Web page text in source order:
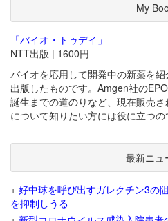
My
「バイオ・トゥデイ」
NTT出版 | 1600円
バイオを応用して開発中の新薬を
出版したものです。Amgen社の
誕生までの道のりなど、現在販売
について知りたい方には役に立つの
最新ニュ
+ 好中球を呼び出すガレクチン3の
を抑制しうる